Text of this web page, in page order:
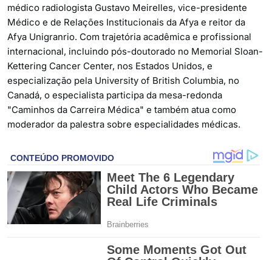
médico radiologista Gustavo Meirelles, vice-presidente
Médico e de Relações Institucionais da Afya e reitor da
Afya Unigranrio. Com trajetória acadêmica e profissional
internacional, incluindo pós-doutorado no Memorial Sloan-
Kettering Cancer Center, nos Estados Unidos, e
especialização pela University of British Columbia, no
Canadá, o especialista participa da mesa-redonda
"Caminhos da Carreira Médica" e também atua como
moderador da palestra sobre especialidades médicas.